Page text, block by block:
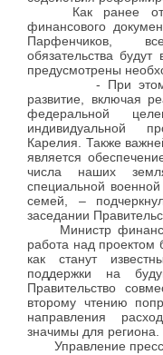
Как ранее
финансового
Парфенчиков,
обязательства
предусмотрены
- При этом мы
развитие, включая
федеральной
индивидуальной
Карелия. Также
является
числа наших
специальной
семей, –
заседании
Министр
работа над проектом
как станут
поддержки на
Правительство
второму чтению
направления
значимы для региона.
Управление